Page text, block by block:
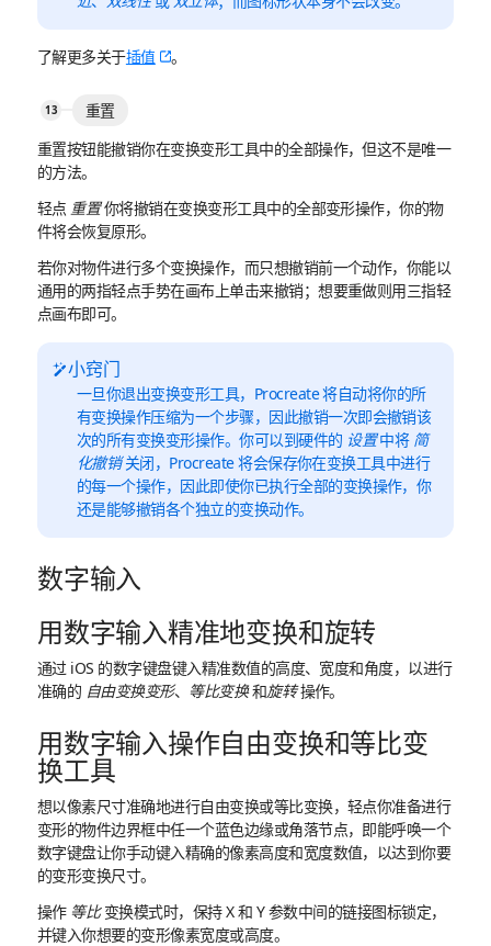
了解更多关于插值 。
重置
重置按钮能撤销你在变换变形工具中的全部操作，但这不是唯一
的方法。
轻点 重置你将撤销在变换变形工具中的全部变形操作，你的物
件将会恢复原形。
若你对物件进行多个变换操作，而只想撤销前一个动作，你能以
通用的两指轻点手势在画布上单击来撤销；想要重做则用三指轻
点画布即可。
小窍门
一旦你退出变换变形工具，Procreate 将自动将你的所
有变换操作压缩为一个步骤，因此撤销一次即会撤销该
次的所有变换变形操作。你可以到硬件的 设置中将 简
化撤销关闭，Procreate 将会保存你在变换工具中进行
的每一个操作，因此即使你已执行全部的变换操作，你
还是能够撤销各个独立的变换动作。
数字输入
用数字输入精准地变换和旋转
通过 iOS 的数字键盘键入精准数值的高度、宽度和角度，以进行
准确的 自由变换变形、 等比变换和旋转操作。
用数字输入操作自由变换和等比变
换工具
想以像素尺寸准确地进行自由变换或等比变换，轻点你准备进行
变形的物件边界框中任一个蓝色边缘或角落节点，即能呼唤一个
数字键盘让你手动键入精确的像素高度和宽度数值，以达到你要
的变形变换尺寸。
操作 等比变换模式时，保持 X 和 Y 参数中间的链接图标锁定，
并键入你想要的变形像素宽度或高度。